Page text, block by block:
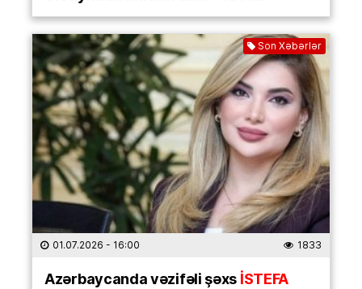
Son Xəbərlər
01.07.2026 - 16:00 1833
Azərbaycanda vəzifəli şəxsİSTEFA